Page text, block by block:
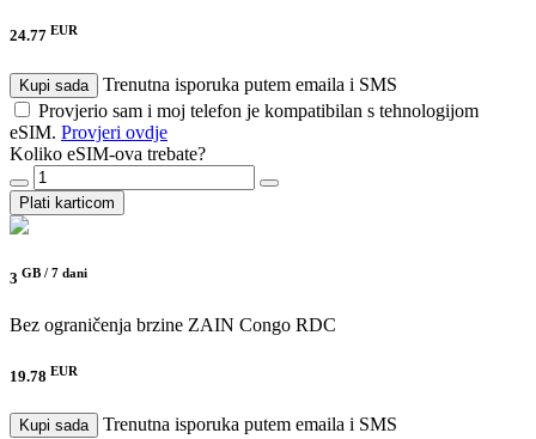
24.77 EUR
Kupi sada
Trenutna isporuka putem emaila i SMS
Provjerio sam i moj telefon je kompatibilan s tehnologijom
eSIM. Provjeri ovdje
Koliko eSIM-ova trebate?
Plati karticom
3 GB / 7 dani
Bez ograničenja brzine ZAIN Congo RDC
19.78 EUR
Kupi sada
Trenutna isporuka putem emaila i SMS